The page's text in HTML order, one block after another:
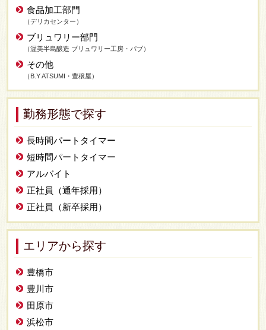
食品加工部門
（デリカセンター）
ブリュワリー部門
（渥美半島醸造 ブリュワリー工房・パブ）
その他
（B.Y ATSUMI・豊穣屋）
勤務形態で探す
長時間パートタイマー
短時間パートタイマー
アルバイト
正社員（通年採用）
正社員（新卒採用）
エリアから探す
豊橋市
豊川市
田原市
浜松市